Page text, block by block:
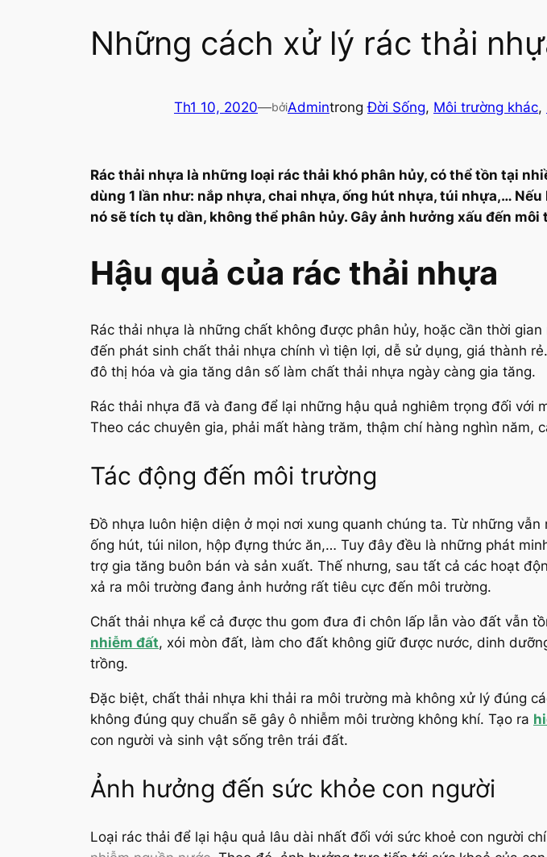
Những cách xử lý rác thải
Th1 10, 2020—bởiAdmintrongĐời Sống, Môi trường khác,
Rác thải nhựa là những loại rác thải khó phân hủy, có thể tồn tại
dùng 1 lần như: nắp nhựa, chai nhựa, ống hút nhựa, túi nhựa,…
nó sẽ tích tụ dần, không thể phân hủy. Gây ảnh hưởng xấu đến
Hậu quả của rác thải nhựa
Rác thải nhựa là những chất không được phân hủy, hoặc cần thời
đến phát sinh chất thải nhựa chính vì tiện lợi, dễ sử dụng, giá thành
đô thị hóa và gia tăng dân số làm chất thải nhựa ngày càng gia tăng.
Rác thải nhựa đã và đang để lại những hậu quả nghiêm trọng đối
Theo các chuyên gia, phải mất hàng trăm, thậm chí hàng nghìn năm,
Tác động đến môi trường
Đồ nhựa luôn hiện diện ở mọi nơi xung quanh chúng ta. Từ những
ống hút, túi nilon, hộp đựng thức ăn,… Tuy đây đều là những phát
trợ gia tăng buôn bán và sản xuất. Thế nhưng, sau tất cả các hoạt
xả ra môi trường đang ảnh hưởng rất tiêu cực đến môi trường.
Chất thải nhựa kể cả được thu gom đưa đi chôn lấp lẫn vào đất vẫn
nhiễm đất, xói mòn đất, làm cho đất không giữ được nước, dinh
trồng.
Đặc biệt, chất thải nhựa khi thải ra môi trường mà không xử lý đúng
không đúng quy chuẩn sẽ gây ô nhiễm môi trường không khí. Tạo ra
con người và sinh vật sống trên trái đất.
Ảnh hưởng đến sức khỏe con người
Loại rác thải để lại hậu quả lâu dài nhất đối với sức khoẻ con người